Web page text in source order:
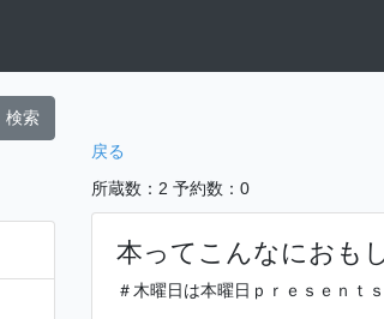
検索
戻る
所蔵数：2 予約数：0
本ってこんなにおも
＃木曜日は本曜日ｐｒｅｓｅｎｔ